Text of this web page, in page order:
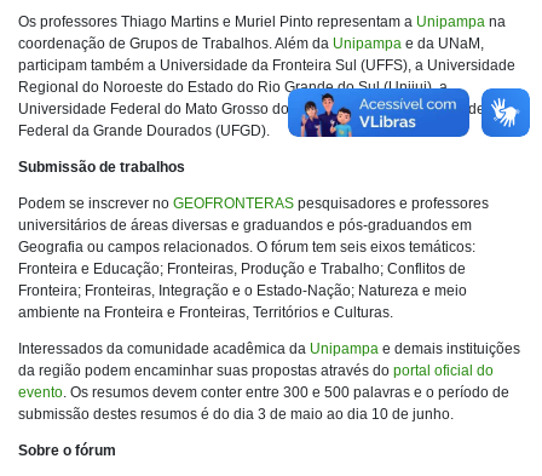
Os professores Thiago Martins e Muriel Pinto representam a Unipampa na
coordenação de Grupos de Trabalhos. Além da Unipampa e da UNaM,
participam também a Universidade da Fronteira Sul (UFFS), a Universidade
Regional do Noroeste do Estado do Rio Grande do Sul (Unijui), a
Universidade Federal do Mato Grosso do Sul (UFMS) e a Universidade
Federal da Grande Dourados (UFGD).
Submissão de trabalhos
Podem se inscrever no GEOFRONTERAS pesquisadores e professores
universitários de áreas diversas e graduandos e pós-graduandos em
Geografia ou campos relacionados. O fórum tem seis eixos temáticos:
Fronteira e Educação; Fronteiras, Produção e Trabalho; Conflitos de
Fronteira; Fronteiras, Integração e o Estado-Nação; Natureza e meio
ambiente na Fronteira e Fronteiras, Territórios e Culturas.
Interessados da comunidade acadêmica da Unipampa e demais instituições
da região podem encaminhar suas propostas através do portal oficial do
evento. Os resumos devem conter entre 300 e 500 palavras e o período de
submissão destes resumos é do dia 3 de maio ao dia 10 de junho.
Sobre o fórum